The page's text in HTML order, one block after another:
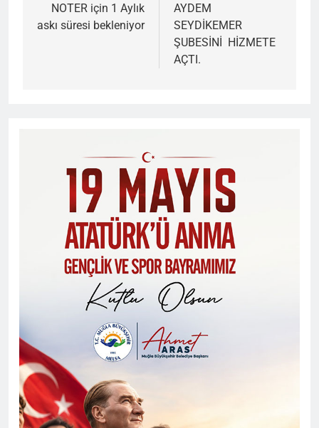
gezinmesi
NOTER için 1 Aylık
askı süresi bekleniyor
AYDEM
SEYDİKEMER
ŞUBESİNİ HİZMETE
AÇTI.